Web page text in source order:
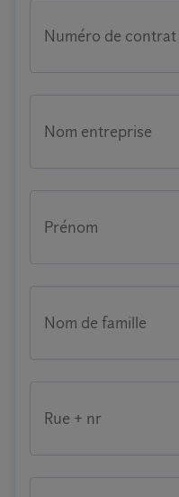
Numéro de contrat
Nom entreprise
Prénom
Nom de famille
Rue + nr